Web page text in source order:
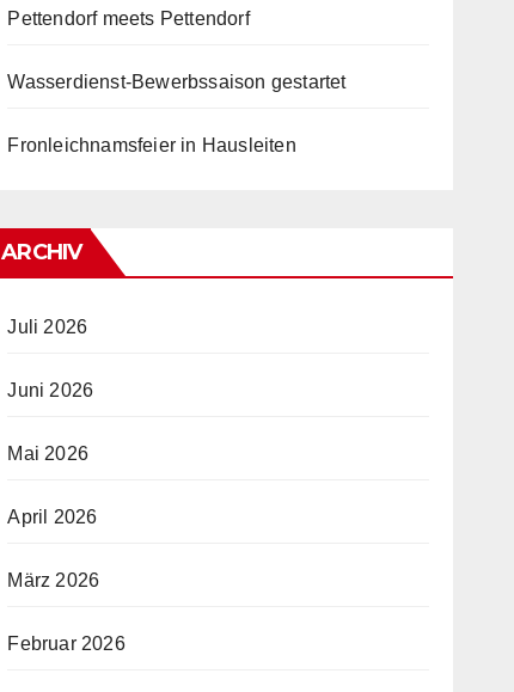
Pettendorf meets Pettendorf
Wasserdienst-Bewerbssaison gestartet
Fronleichnamsfeier in Hausleiten
ARCHIV
Juli 2026
Juni 2026
Mai 2026
April 2026
März 2026
Februar 2026